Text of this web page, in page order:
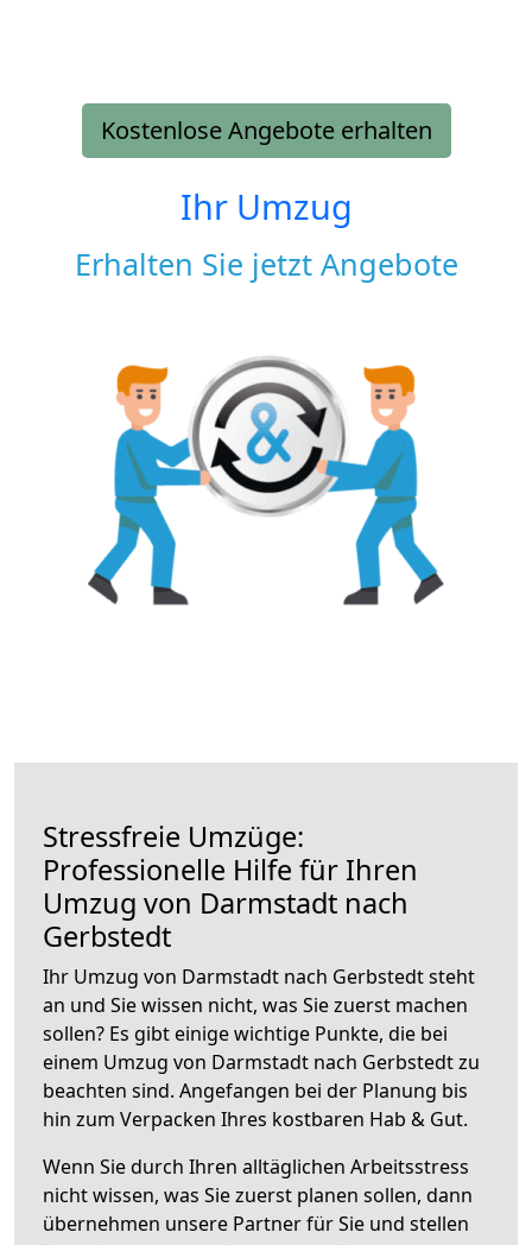
Kostenlose Angebote erhalten
Ihr Umzug
Erhalten Sie jetzt Angebote
Stressfreie Umzüge:
Professionelle Hilfe für Ihren
Umzug von Darmstadt nach
Gerbstedt
Ihr Umzug von Darmstadt nach Gerbstedt steht
an und Sie wissen nicht, was Sie zuerst machen
sollen? Es gibt einige wichtige Punkte, die bei
einem Umzug von Darmstadt nach Gerbstedt zu
beachten sind. Angefangen bei der Planung bis
hin zum Verpacken Ihres kostbaren Hab & Gut.
Wenn Sie durch Ihren alltäglichen Arbeitsstress
nicht wissen, was Sie zuerst planen sollen, dann
übernehmen unsere Partner für Sie und stellen